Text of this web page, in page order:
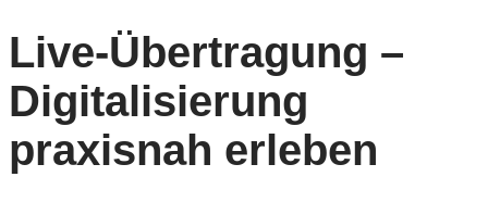
Live-Übertragung –
Digitalisierung
praxisnah erleben